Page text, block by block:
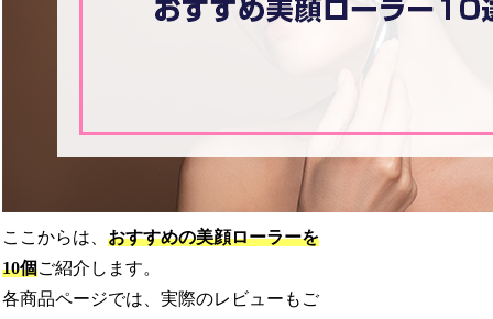
ここからは、おすすめの美顔ローラーを
10個ご紹介します。
各商品ページでは、実際のレビューもご